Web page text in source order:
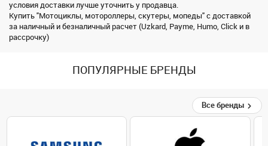
условия доставки лучше уточнить у продавца.
Купить "Мотоциклы, мотороллеры, скутеры, мопеды" с доставкой
за наличный и безналичный расчет (Uzkard, Payme, Humo, Click и в
рассрочку)
ПОПУЛЯРНЫЕ БРЕНДЫ
Все бренды